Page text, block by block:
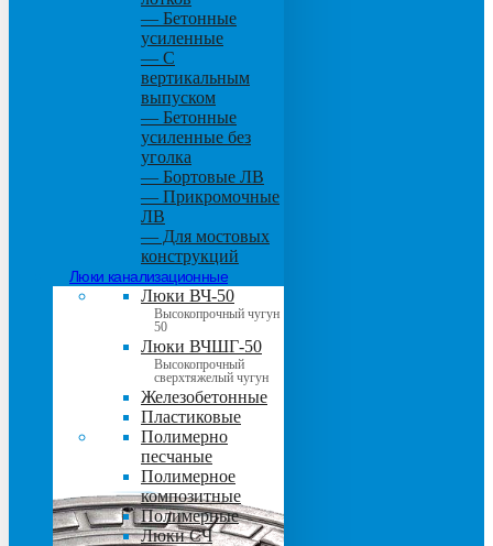
— Бетонные
усиленные
— С
вертикальным
выпуском
— Бетонные
усиленные без
уголка
— Бортовые ЛВ
— Прикромочные
ЛВ
— Для мостовых
конструкций
Люки канализационные
Люки ВЧ-50
Высокопрочный чугун
50
Люки ВЧШГ-50
Высокопрочный
сверхтяжелый чугун
Железобетонные
Пластиковые
Полимерно
песчаные
Полимерное
композитные
Полимерные
Люки СЧ